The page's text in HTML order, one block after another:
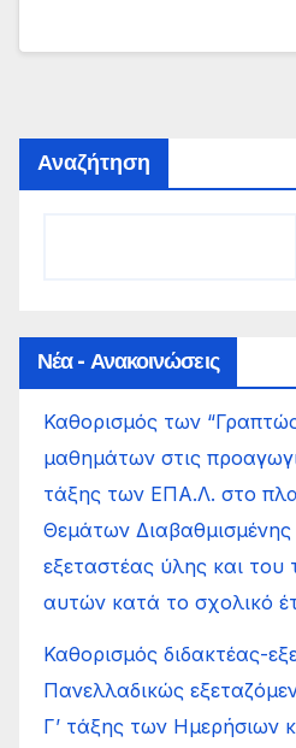
Αναζήτηση
Νέα - Ανακοινώσεις
Καθορισμός των
μαθημάτων στις
τάξης των ΕΠΑ.Λ. στο
Θεμάτων
εξεταστέας ύλης και του
αυτών κατά το σχολικό
Καθορισμός διδακτέας-
Πανελλαδικώς
Γ’ τάξης των Ημερήσιων